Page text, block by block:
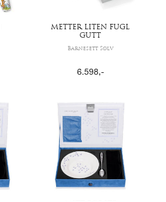
METTER LITEN FUGL
GUTT
Barnesett Sølv
6.598,-